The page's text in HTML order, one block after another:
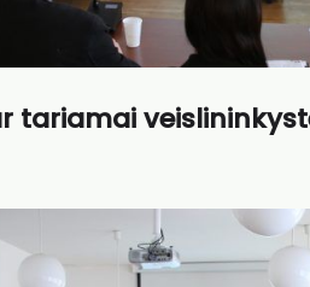
tariamai